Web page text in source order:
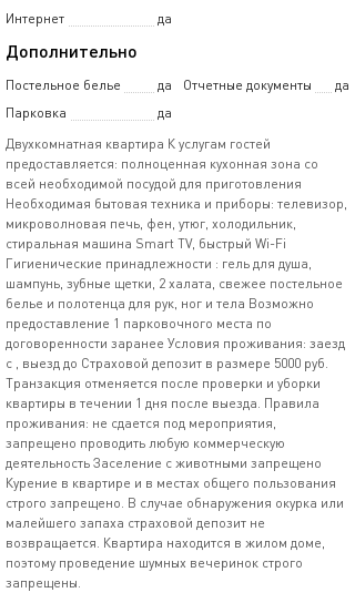
Интернет
да
Дополнительно
Постельное белье да Отчетные документы
да
Парковка
да
Двухкомнатная квартира К услугам гостей
предоставляется: полноценная кухонная зона со
всей необходимой посудой для приготовления
Необходимая бытовая техника и приборы: телевизор,
микроволновая печь, фен, утюг, холодильник,
стиральная машина Smart TV, быстрый Wi-Fi
Гигиенические принадлежности : гель для душа,
шампунь, зубные щетки, 2 халата, свежее постельное
белье и полотенца для рук, ног и тела Возможно
предоставление 1 парковочного места по
договоренности заранее Условия проживания: заезд
с , выезд до Страховой депозит в размере 5000 руб.
Транзакция отменяется после проверки и уборки
квартиры в течении 1 дня после выезда. Правила
проживания: не сдается под мероприятия,
запрещено проводить любую коммерческую
деятельность Заселение с животными запрещено
Курение в квартире и в местах общего пользования
строго запрещено. В случае обнаружения окурка или
малейшего запаха страховой депозит не
возвращается. Квартира находится в жилом доме,
поэтому проведение шумных вечеринок строго
запрещены.